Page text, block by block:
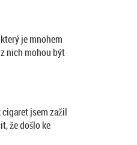
je mnohem
nich mohou být
cigaret jsem zažil
že došlo ke